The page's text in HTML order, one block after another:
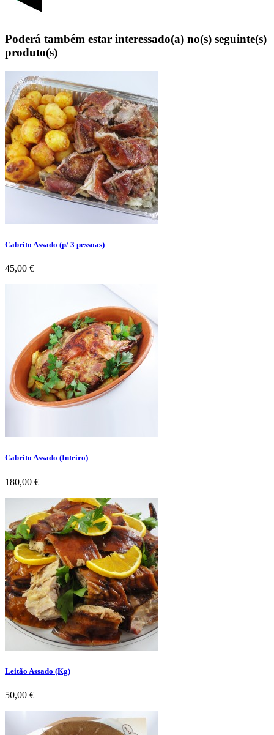
Poderá também estar interessado(a) no(s) seguinte(s)
produto(s)
Cabrito Assado (p/ 3 pessoas)
Preço
45,00 €
Cabrito Assado (Inteiro)
Preço
180,00 €
Leitão Assado (Kg)
Preço
50,00 €